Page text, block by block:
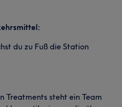
du zu Fuß die Station
Treatments steht ein Team